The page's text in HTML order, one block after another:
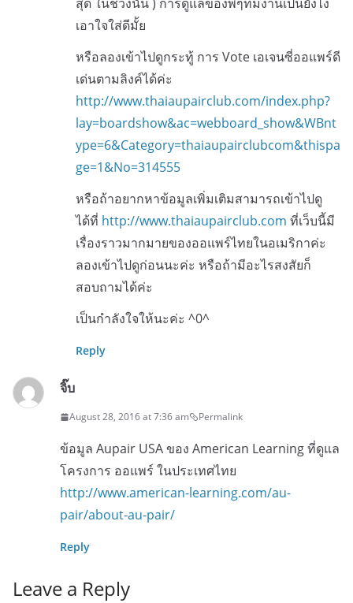
สุด ในช่วงนั้น ) การดูแลของพี่ๆทีมงานเป็นยังไง
เอาใจใส่ดีมั้ย
หรือลองเข้าไปดูกระทู้ การ Vote เอเจนซี่ออแพร์ดี
เด่นตามลิงค์ได้ค่ะ
http://www.thaiaupairclub.com/index.php?
lay=boardshow&ac=webboard_show&WBnt
ype=6&Category=thaiaupairclubcom&thispa
ge=1&No=314555
หรือถ้าอยากหาข้อมูลเพิ่มเติมสามารถเข้าไปดู
ได้ที่ http://www.thaiaupairclub.com ที่เว็บนี้มี
เรื่องราวมากมายของออแพร์ไทยในอเมริกาค่ะ
ลองเข้าไปดูก่อนนะค่ะ หรือถ้ามีอะไรสงสัยก็
สอบถามได้ค่ะ
เป็นกำลังใจให้นะค่ะ ^0^
Reply
จิ๊บ
August 28, 2016 at 7:36 am Permalink
ข้อมูล Aupair USA ของ American Learning ที่ดูแล
โครงการ ออแพร์ ในประเทศไทย
http://www.american-learning.com/au-
pair/about-au-pair/
Reply
Leave a Reply